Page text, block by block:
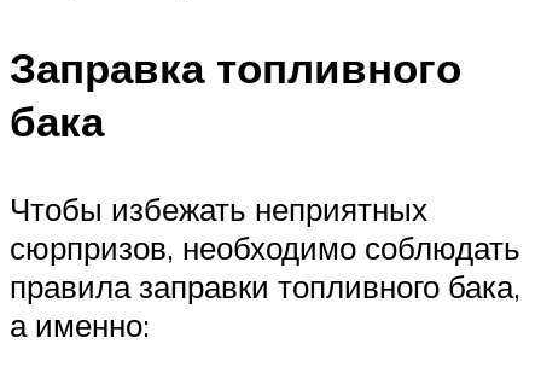
Заправка топливного
бака
Чтобы избежать неприятных
сюрпризов, необходимо соблюдать
правила заправки топливного бака,
а именно: